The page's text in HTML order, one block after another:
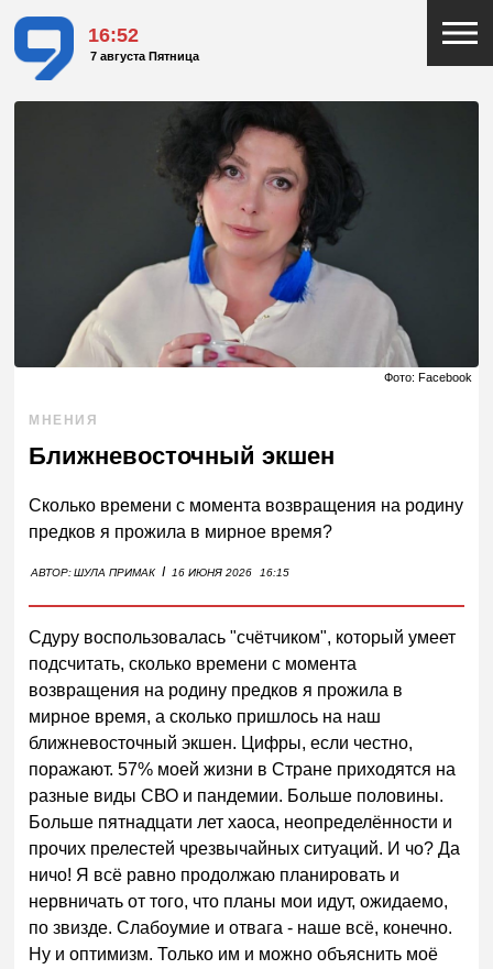
16:52
7 августа Пятница
Фото: Facebook
МНЕНИЯ
Ближневосточный экшен
Сколько времени с момента возвращения на родину
предков я прожила в мирное время?
АВТОР:ШУЛА ПРИМАК I 16 ИЮНЯ 2026 16:15
Сдуру воспользовалась "счётчиком", который умеет
подсчитать, сколько времени с момента
возвращения на родину предков я прожила в
мирное время, а сколько пришлось на наш
ближневосточный экшен. Цифры, если честно,
поражают. 57% моей жизни в Стране приходятся на
разные виды СВО и пандемии. Больше половины.
Больше пятнадцати лет хаоса, неопределённости и
прочих прелестей чрезвычайных ситуаций. И чо? Да
ничо! Я всё равно продолжаю планировать и
нервничать от того, что планы мои идут, ожидаемо,
по звизде. Слабоумие и отвага - наше всё, конечно.
Ну и оптимизм. Только им и можно объяснить моё